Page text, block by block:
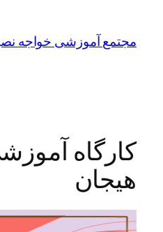
مجتمع آموزشی خواجه
کارگاه
هیجان